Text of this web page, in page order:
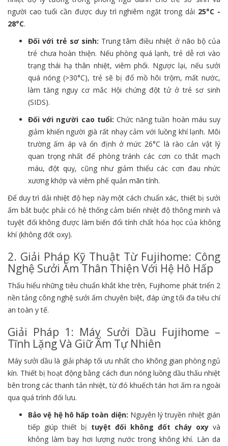
người cao tuổi cần được duy trì nghiêm ngặt trong dải 25°C -
28°C.
Đối với trẻ sơ sinh: Trung tâm điều nhiệt ở não bộ của
trẻ chưa hoàn thiện. Nếu phòng quá lạnh, trẻ dễ rơi vào
trạng thái hạ thân nhiệt, viêm phổi. Ngược lại, nếu sưởi
quá nóng (>30°C), trẻ sẽ bị đổ mồ hôi trộm, mất nước,
làm tăng nguy cơ mắc Hội chứng đột tử ở trẻ sơ sinh
(SIDS).
Đối với người cao tuổi: Chức năng tuần hoàn máu suy
giảm khiến người già rất nhạy cảm với luồng khí lạnh. Môi
trường ấm áp và ổn định ở mức 26°C là rào cản vật lý
quan trọng nhất để phòng tránh các cơn co thắt mạch
máu, đột quỵ, cũng như giảm thiểu các cơn đau nhức
xương khớp và viêm phế quản mãn tính.
Để duy trì dải nhiệt độ hẹp này một cách chuẩn xác, thiết bị sưởi
ấm bắt buộc phải có hệ thống cảm biến nhiệt độ thông minh và
tuyệt đối không được làm biến đổi tính chất hóa học của không
khí (không đốt oxy).
2. Giải Pháp Kỹ Thuật Từ Fujihome: Công
Nghệ Sưởi Ấm Thân Thiện Với Hệ Hô Hấp
Thấu hiểu những tiêu chuẩn khắt khe trên, Fujihome phát triển 2
nền tảng công nghệ sưởi ấm chuyên biệt, đáp ứng tối đa tiêu chí
an toàn y tế.
Giải Pháp 1: Máy Sưởi Dầu Fujihome –
Tĩnh Lặng Và Giữ Ẩm Tự Nhiên
Máy sưởi dầu là giải pháp tối ưu nhất cho không gian phòng ngủ
kín. Thiết bị hoạt động bằng cách đun nóng luồng dầu thấu nhiệt
bên trong các thanh tản nhiệt, từ đó khuếch tán hơi ấm ra ngoài
qua quá trình đối lưu.
Bảo vệ hệ hô hấp toàn diện: Nguyên lý truyền nhiệt gián
tiếp giúp thiết bị tuyệt đối không đốt cháy oxy và
không làm bay hơi lượng nước trong không khí. Làn da